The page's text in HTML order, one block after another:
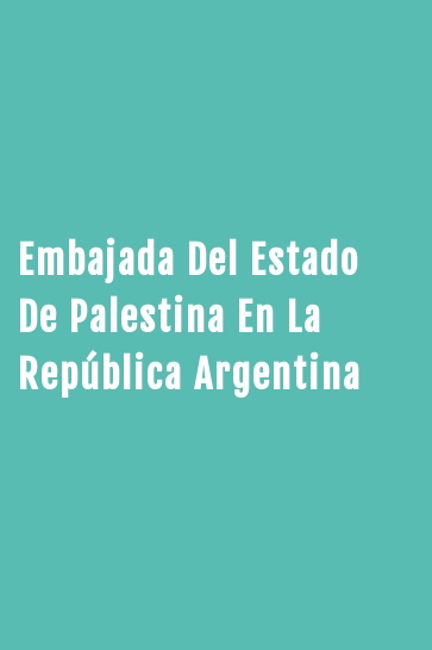
Embajada Del Estado
De Palestina En La
República Argentina